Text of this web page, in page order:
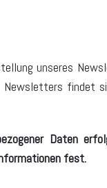
unseres
Newsletters
Daten
fest.